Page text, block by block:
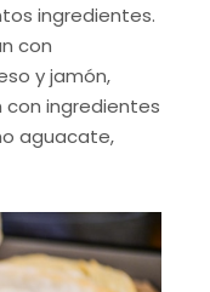
ingredientes.
con
y jamón,
ingredientes
aguacate,